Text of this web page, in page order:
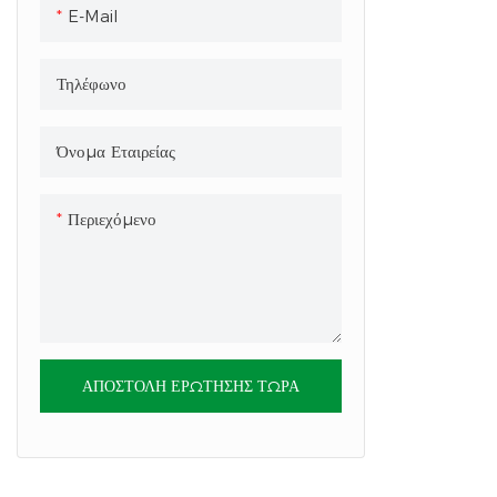
E-Mail
Τηλέφωνο
Όνομα Εταιρείας
Περιεχόμενο
ΑΠΟΣΤΟΛΉ ΕΡΏΤΗΣΗΣ ΤΏΡΑ